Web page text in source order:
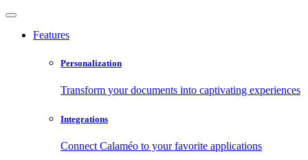
Features
Personalization
Transform your documents into captivating experiences
Integrations
Connect Calaméo to your favorite applications